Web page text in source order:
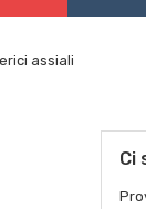
assiali
Ci